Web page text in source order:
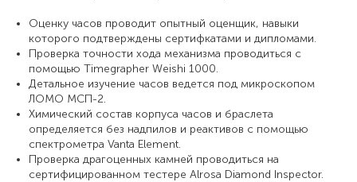
Оценку часов проводит опытный оценщик, навыки
которого подтверждены сертифкатами и дипломами.
Проверка точности хода механизма проводиться с
помощью Timegrapher Weishi 1000.
Детальное изучение часов ведется под микроскопом
ЛОМО МСП-2.
Химический состав корпуса часов и браслета
определяется без надпилов и реактивов с помощью
спектрометра Vanta Element.
Проверка драгоценных камней проводиться на
сертифицированном тестере Alrosa Diamond Inspector.